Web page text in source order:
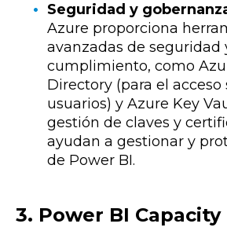
Seguridad y
Azure proporciona
avanzadas de seguridad
cumplimiento, como
Directory (para el acceso
usuarios) y Azure Key
gestión de claves y
ayudan a gestionar y
de Power BI.
3. Power BI Capacity